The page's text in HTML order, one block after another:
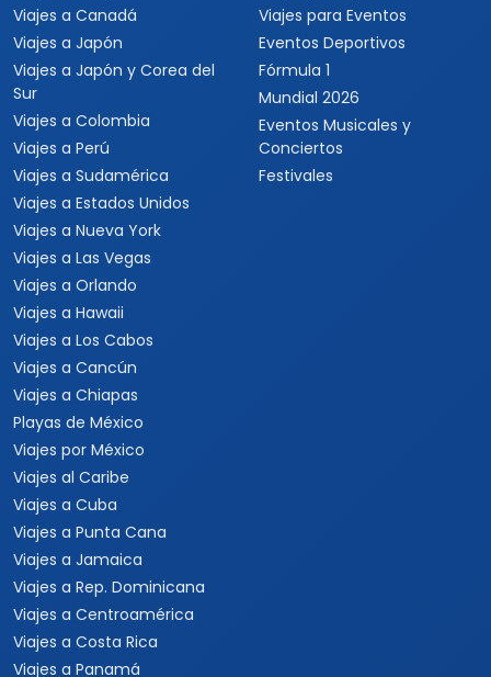
Viajes a Canadá
Viajes a Japón
Viajes a Japón y Corea del
Sur
Viajes a Colombia
Viajes a Perú
Viajes a Sudamérica
Viajes a Estados Unidos
Viajes a Nueva York
Viajes a Las Vegas
Viajes a Orlando
Viajes a Hawaii
Viajes a Los Cabos
Viajes a Cancún
Viajes a Chiapas
Playas de México
Viajes por México
Viajes al Caribe
Viajes a Cuba
Viajes a Punta Cana
Viajes a Jamaica
Viajes a Rep. Dominicana
Viajes a Centroamérica
Viajes a Costa Rica
Viajes a Panamá
Viajes para Eventos
Eventos Deportivos
Fórmula 1
Mundial 2026
Eventos Musicales y
Conciertos
Festivales